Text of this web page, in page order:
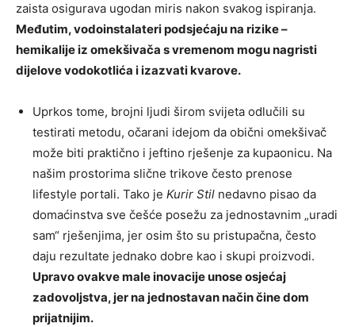
zaista osigurava ugodan miris nakon svakog ispiranja.
Međutim, vodoinstalateri podsjećaju na rizike –
hemikalije iz omekšivača s vremenom mogu nagristi
dijelove vodokotlića i izazvati kvarove.
Uprkos tome, brojni ljudi širom svijeta odlučili su
testirati metodu, očarani idejom da obični omekšivač
može biti praktično i jeftino rješenje za kupaonicu. Na
našim prostorima slične trikove često prenose
lifestyle portali. Tako je Kurir Stil nedavno pisao da
domaćinstva sve češće posežu za jednostavnim „uradi
sam“ rješenjima, jer osim što su pristupačna, često
daju rezultate jednako dobre kao i skupi proizvodi.
Upravo ovakve male inovacije unose osjećaj
zadovoljstva, jer na jednostavan način čine dom
prijatnijim.